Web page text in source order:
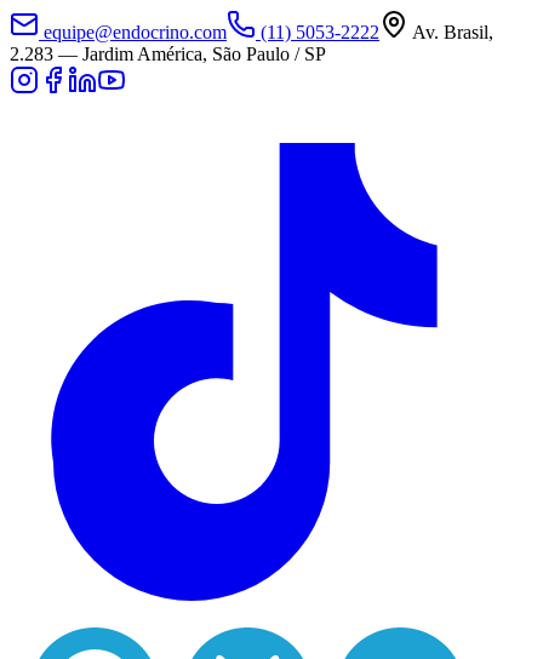
equipe@endocrino.com (11) 5053-2222
Av. Brasil,
2.283 — Jardim América, São Paulo / SP